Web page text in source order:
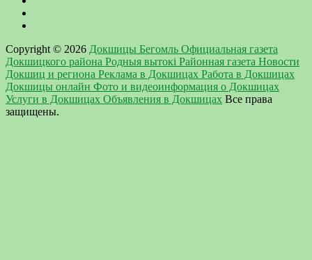
Copyright © 2026 Докшицы Бегомль Официальная газета
Докшицкого района Родныя вытокi Районная газета Новости
Докшиц и региона Реклама в Докшицах Работа в Докшицах
Докшицы онлайн Фото и видеоинформация о Докшицах
Услуги в Докшицах Объявления в Докшицах Все права
защищены.